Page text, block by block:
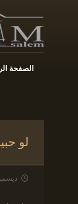
الصفحة
لو
ديسمبر 5,